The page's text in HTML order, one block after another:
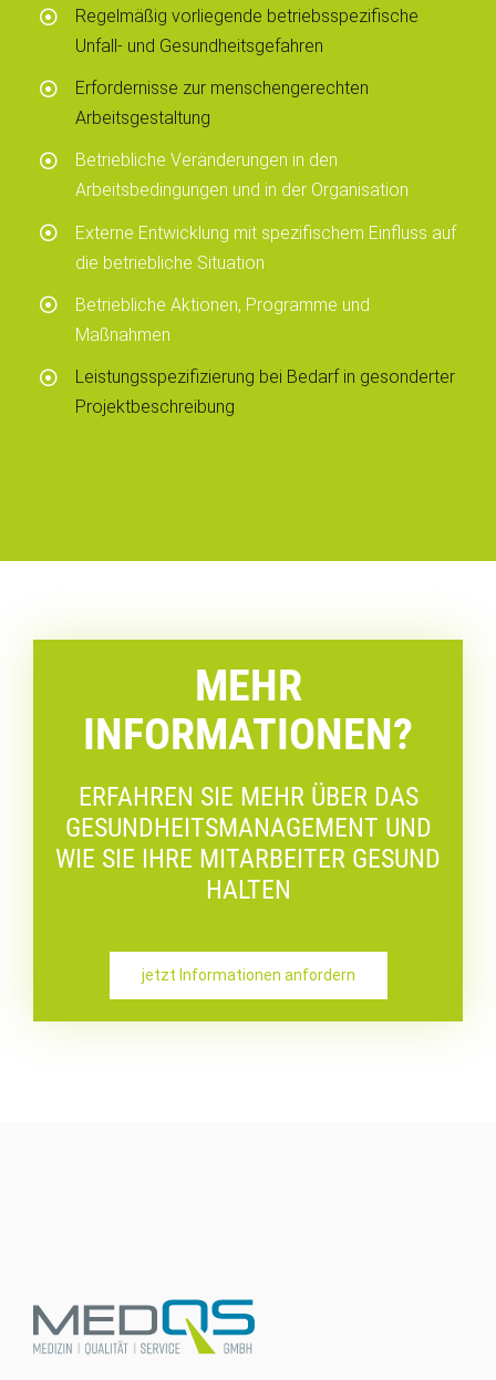
Regelmäßig vorliegende betriebsspezifische
Unfall- und Gesundheitsgefahren
Erfordernisse zur menschengerechten
Arbeitsgestaltung
Betriebliche Veränderungen in den
Arbeitsbedingungen und in der Organisation
Externe Entwicklung mit spezifischem Einfluss auf
die betriebliche Situation
Betriebliche Aktionen, Programme und
Maßnahmen
Leistungsspezifizierung bei Bedarf in gesonderter
Projektbeschreibung
MEHR
INFORMATIONEN?
ERFAHREN SIE MEHR ÜBER DAS
GESUNDHEITSMANAGEMENT UND
WIE SIE IHRE MITARBEITER GESUND
HALTEN
jetzt Informationen anfordern